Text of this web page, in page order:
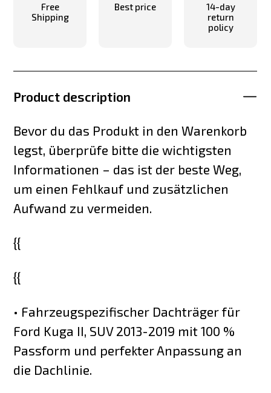
Free
Shipping
Best price
14-day
return
policy
Product description
Bevor du das Produkt in den Warenkorb
legst, überprüfe bitte die wichtigsten
Informationen – das ist der beste Weg,
um einen Fehlkauf und zusätzlichen
Aufwand zu vermeiden.
{{
{{
• Fahrzeugspezifischer Dachträger für
Ford Kuga II, SUV 2013-2019 mit 100 %
Passform und perfekter Anpassung an
die Dachlinie.